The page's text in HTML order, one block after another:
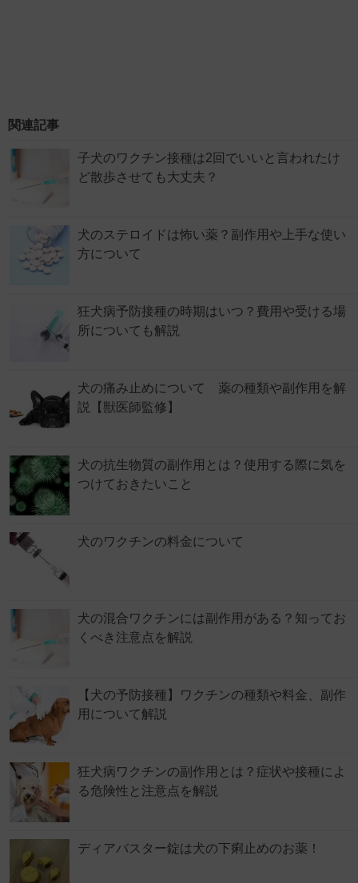
関連記事
子犬のワクチン接種は2回でいいと言われたけ
ど散歩させても大丈夫？
犬のステロイドは怖い薬？副作用や上手な使い
方について
狂犬病予防接種の時期はいつ？費用や受ける場
所についても解説
犬の痛み止めについて 薬の種類や副作用を解
説【獣医師監修】
犬の抗生物質の副作用とは？使用する際に気を
つけておきたいこと
犬のワクチンの料金について
犬の混合ワクチンには副作用がある？知ってお
くべき注意点を解説
【犬の予防接種】ワクチンの種類や料金、副作
用について解説
狂犬病ワクチンの副作用とは？症状や接種によ
る危険性と注意点を解説
ディアバスター錠は犬の下痢止めのお薬！